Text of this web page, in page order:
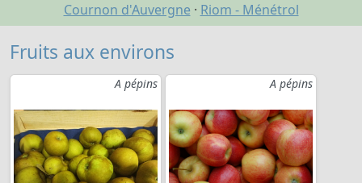
Cournon d'Auvergne · Riom - Ménétrol
Fruits aux environs
A pépins A pépins